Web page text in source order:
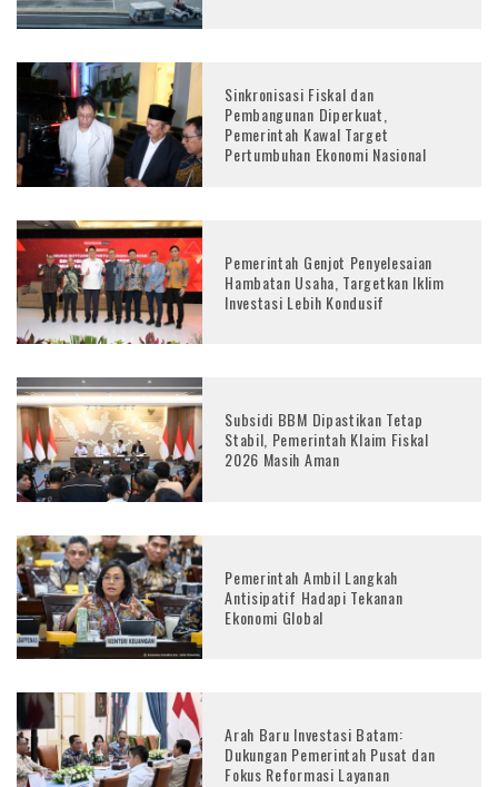
Sinkronisasi Fiskal dan
Pembangunan Diperkuat,
Pemerintah Kawal Target
Pertumbuhan Ekonomi Nasional
Pemerintah Genjot Penyelesaian
Hambatan Usaha, Targetkan Iklim
Investasi Lebih Kondusif
Subsidi BBM Dipastikan Tetap
Stabil, Pemerintah Klaim Fiskal
2026 Masih Aman
Pemerintah Ambil Langkah
Antisipatif Hadapi Tekanan
Ekonomi Global
Arah Baru Investasi Batam:
Dukungan Pemerintah Pusat dan
Fokus Reformasi Layanan